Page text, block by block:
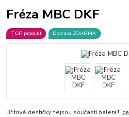
Fréza MBC DKF
TOP produkt Doprava ZDARMA
Břitové destičky nejsou součástí balení!!!